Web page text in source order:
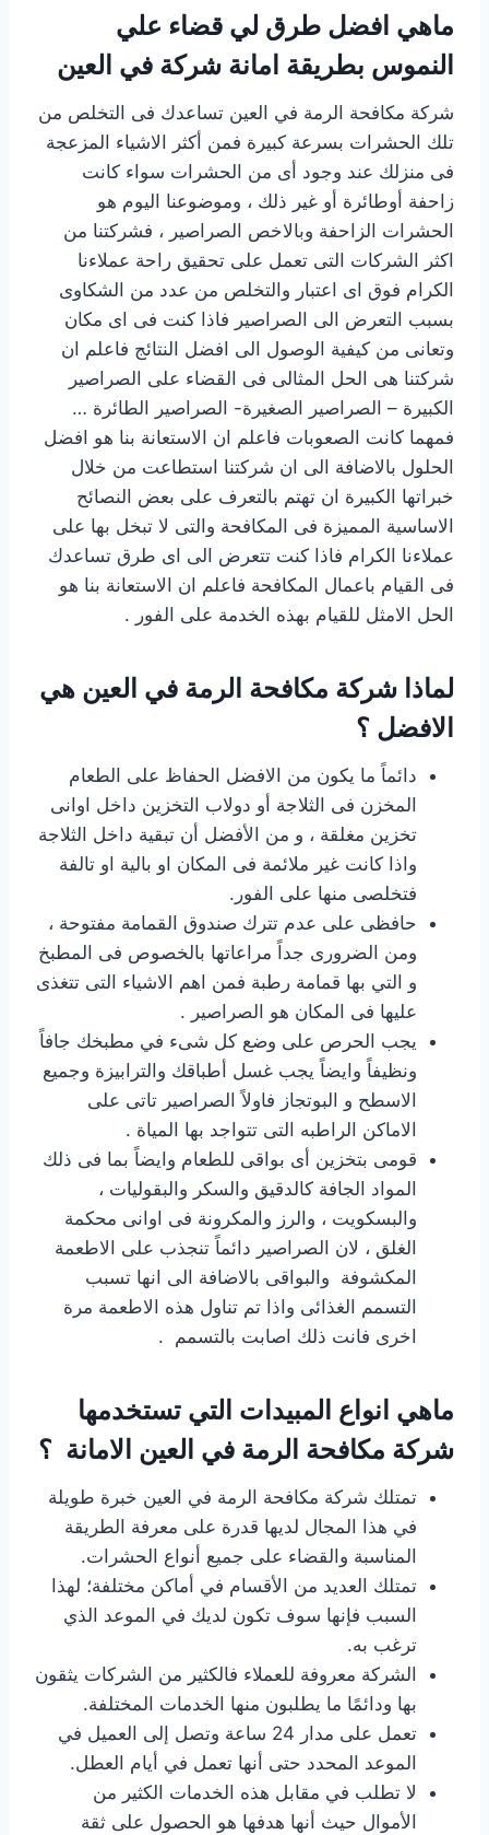
ماهي افضل طرق لي قضاء علي
النموس بطريقة امانة شركة في العين
شركة مكافحة الرمة في العين تساعدك فى التخلص من
تلك الحشرات بسرعة كبيرة فمن أكثر الاشياء المزعجة
فى منزلك عند وجود أى من الحشرات سواء كانت
زاحفة أوطائرة أو غير ذلك ، وموضوعنا اليوم هو
الحشرات الزاحفة وبالاخص الصراصير ، فشركتنا من
اكثر الشركات التى تعمل على تحقيق راحة عملاءنا
الكرام فوق اى اعتبار والتخلص من عدد من الشكاوى
بسبب التعرض الى الصراصير فاذا كنت فى اى مكان
وتعانى من كيفية الوصول الى افضل النتائج فاعلم ان
شركتنا هى الحل المثالى فى القضاء على الصراصير
الكبيرة – الصراصير الصغيرة- الصراصير الطائرة …
فمهما كانت الصعوبات فاعلم ان الاستعانة بنا هو افضل
الحلول بالاضافة الى ان شركتنا استطاعت من خلال
خبراتها الكبيرة ان تهتم بالتعرف على بعض النصائح
الاساسية المميزة فى المكافحة والتى لا تبخل بها على
عملاءنا الكرام فاذا كنت تتعرض الى اى طرق تساعدك
فى القيام باعمال المكافحة فاعلم ان الاستعانة بنا هو
الحل الامثل للقيام بهذه الخدمة على الفور .
لماذا شركة مكافحة الرمة في العين هي
الافضل ؟
دائماً ما يكون من الافضل الحفاظ على الطعام
المخزن فى الثلاجة أو دولاب التخزين داخل اوانى
تخزين مغلقة ، و من الأفضل أن تبقية داخل الثلاجة
واذا كانت غير ملائمة فى المكان او بالية او تالفة
فتخلصى منها على الفور.
حافظى على عدم تترك صندوق القمامة مفتوحة ،
ومن الضرورى جداً مراعاتها بالخصوص فى المطبخ
و التي بها قمامة رطبة فمن اهم الاشياء التى تتغذى
عليها فى المكان هو الصراصير .
يجب الحرص على وضع كل شىء في مطبخك جافاً
ونظيفاً وايضاً يجب غسل أطباقك والترابيزة وجميع
الاسطح و البوتجاز فاولاً الصراصير تاتى على
الاماكن الراطبه التى تتواجد بها المياة .
قومى بتخزين أى بواقى للطعام وايضاً بما فى ذلك
المواد الجافة كالدقيق والسكر والبقوليات ،
والبسكويت ، والرز والمكرونة فى اوانى محكمة
الغلق ، لان الصراصير دائماً تنجذب على الاطعمة
المكشوفة والبواقى بالاضافة الى انها تسبب
التسمم الغذائى واذا تم تناول هذه الاطعمة مرة
اخرى فانت ذلك اصابت بالتسمم .
ماهي انواع المبيدات التي تستخدمها
شركة مكافحة الرمة في العين الامانة ؟
تمتلك شركة مكافحة الرمة في العين خبرة طويلة
في هذا المجال لديها قدرة على معرفة الطريقة
المناسبة والقضاء على جميع أنواع الحشرات.
تمتلك العديد من الأقسام في أماكن مختلفة؛ لهذا
السبب فإنها سوف تكون لديك في الموعد الذي
ترغب به.
الشركة معروفة للعملاء فالكثير من الشركات يثقون
بها ودائمًا ما يطلبون منها الخدمات المختلفة.
تعمل على مدار 24 ساعة وتصل إلى العميل في
الموعد المحدد حتى أنها تعمل في أيام العطل.
لا تطلب في مقابل هذه الخدمات الكثير من
الأموال حيث أنها هدفها هو الحصول على ثقة